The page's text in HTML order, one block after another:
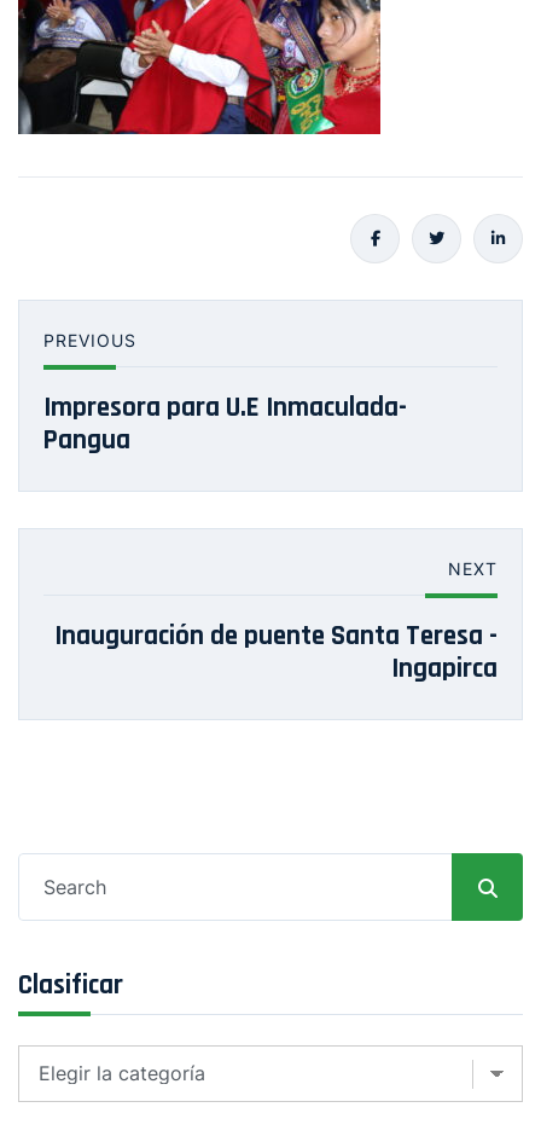
PREVIOUS
Impresora para U.E Inmaculada-
Pangua
NEXT
Inauguración de puente Santa Teresa -
Ingapirca
for:
Clasificar